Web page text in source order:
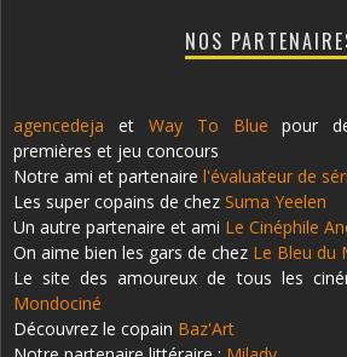
NOS
agencedeja et Way To Blue pour
premières et jeu concours
Notre ami et partenaire l'évaluateur de
Les super copains de chez Suma Yeelen
Un autre partenaire et ami Le Cinéphile
On aime bien les gars de chez Le Bleu du
Le site des amoureux de tous les
Mondociné
Découvrez le copain Baz'Art